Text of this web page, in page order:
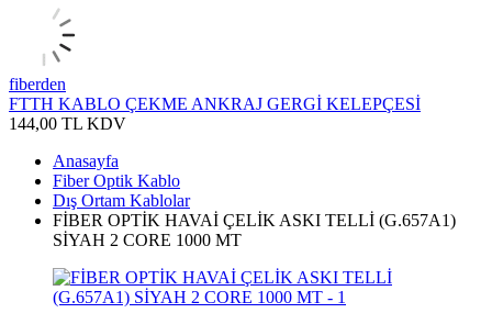
fiberden
FTTH KABLO ÇEKME ANKRAJ GERGİ KELEPÇESİ
144,00 TL KDV
Anasayfa
Fiber Optik Kablo
Dış Ortam Kablolar
FİBER OPTİK HAVAİ ÇELİK ASKI TELLİ (G.657A1)
SİYAH 2 CORE 1000 MT